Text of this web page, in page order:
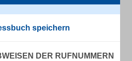
speichern
DER RUFNUMMERN